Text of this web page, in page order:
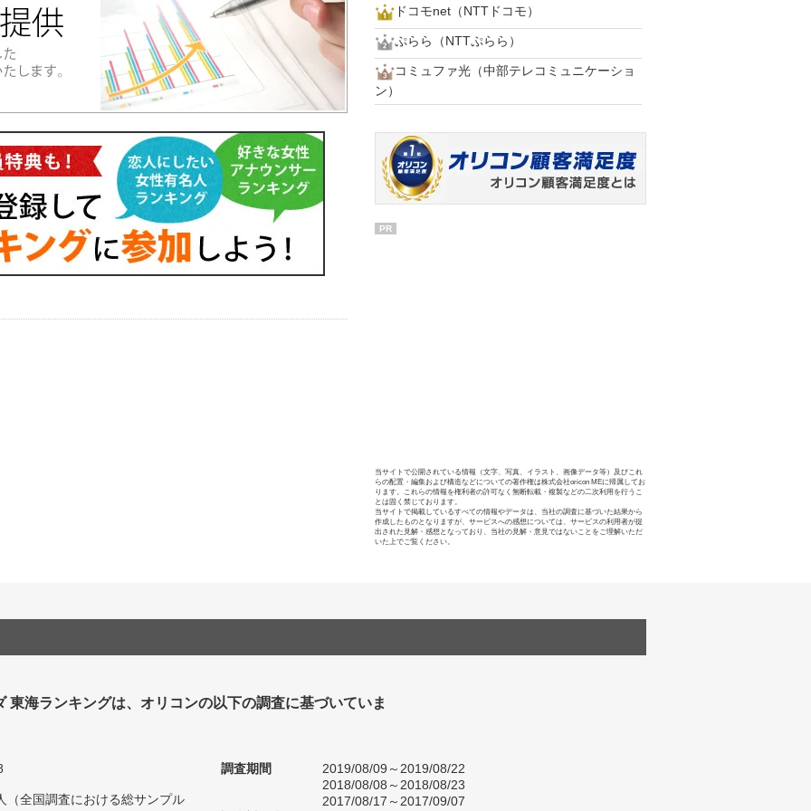
ドコモnet（NTTドコモ）
ぷらら（NTTぷらら）
コミュファ光（中部テレコミュニケーショ
ン）
PR
当サイトで公開されている情報（文字、写真、イラスト、画像データ等）及びこれ
らの配置・編集および構造などについての著作権は株式会社oricon MEに帰属してお
ります。これらの情報を権利者の許可なく無断転載・複製などの二次利用を行うこ
とは固く禁じております。
当サイトで掲載しているすべての情報やデータは、当社の調査に基づいた結果から
作成したものとなりますが、サービスへの感想については、サービスの利用者が提
出された見解・感想となっており、当社の見解・意見ではないことをご理解いただ
いた上でご覧ください。
東海ランキングは、オリコンの以下の調査に基づいていま
（全国調査における総サンプル
調査期間
2019/08/09～2019/08/22
2018/08/08～2018/08/23
2017/08/17～2017/09/07